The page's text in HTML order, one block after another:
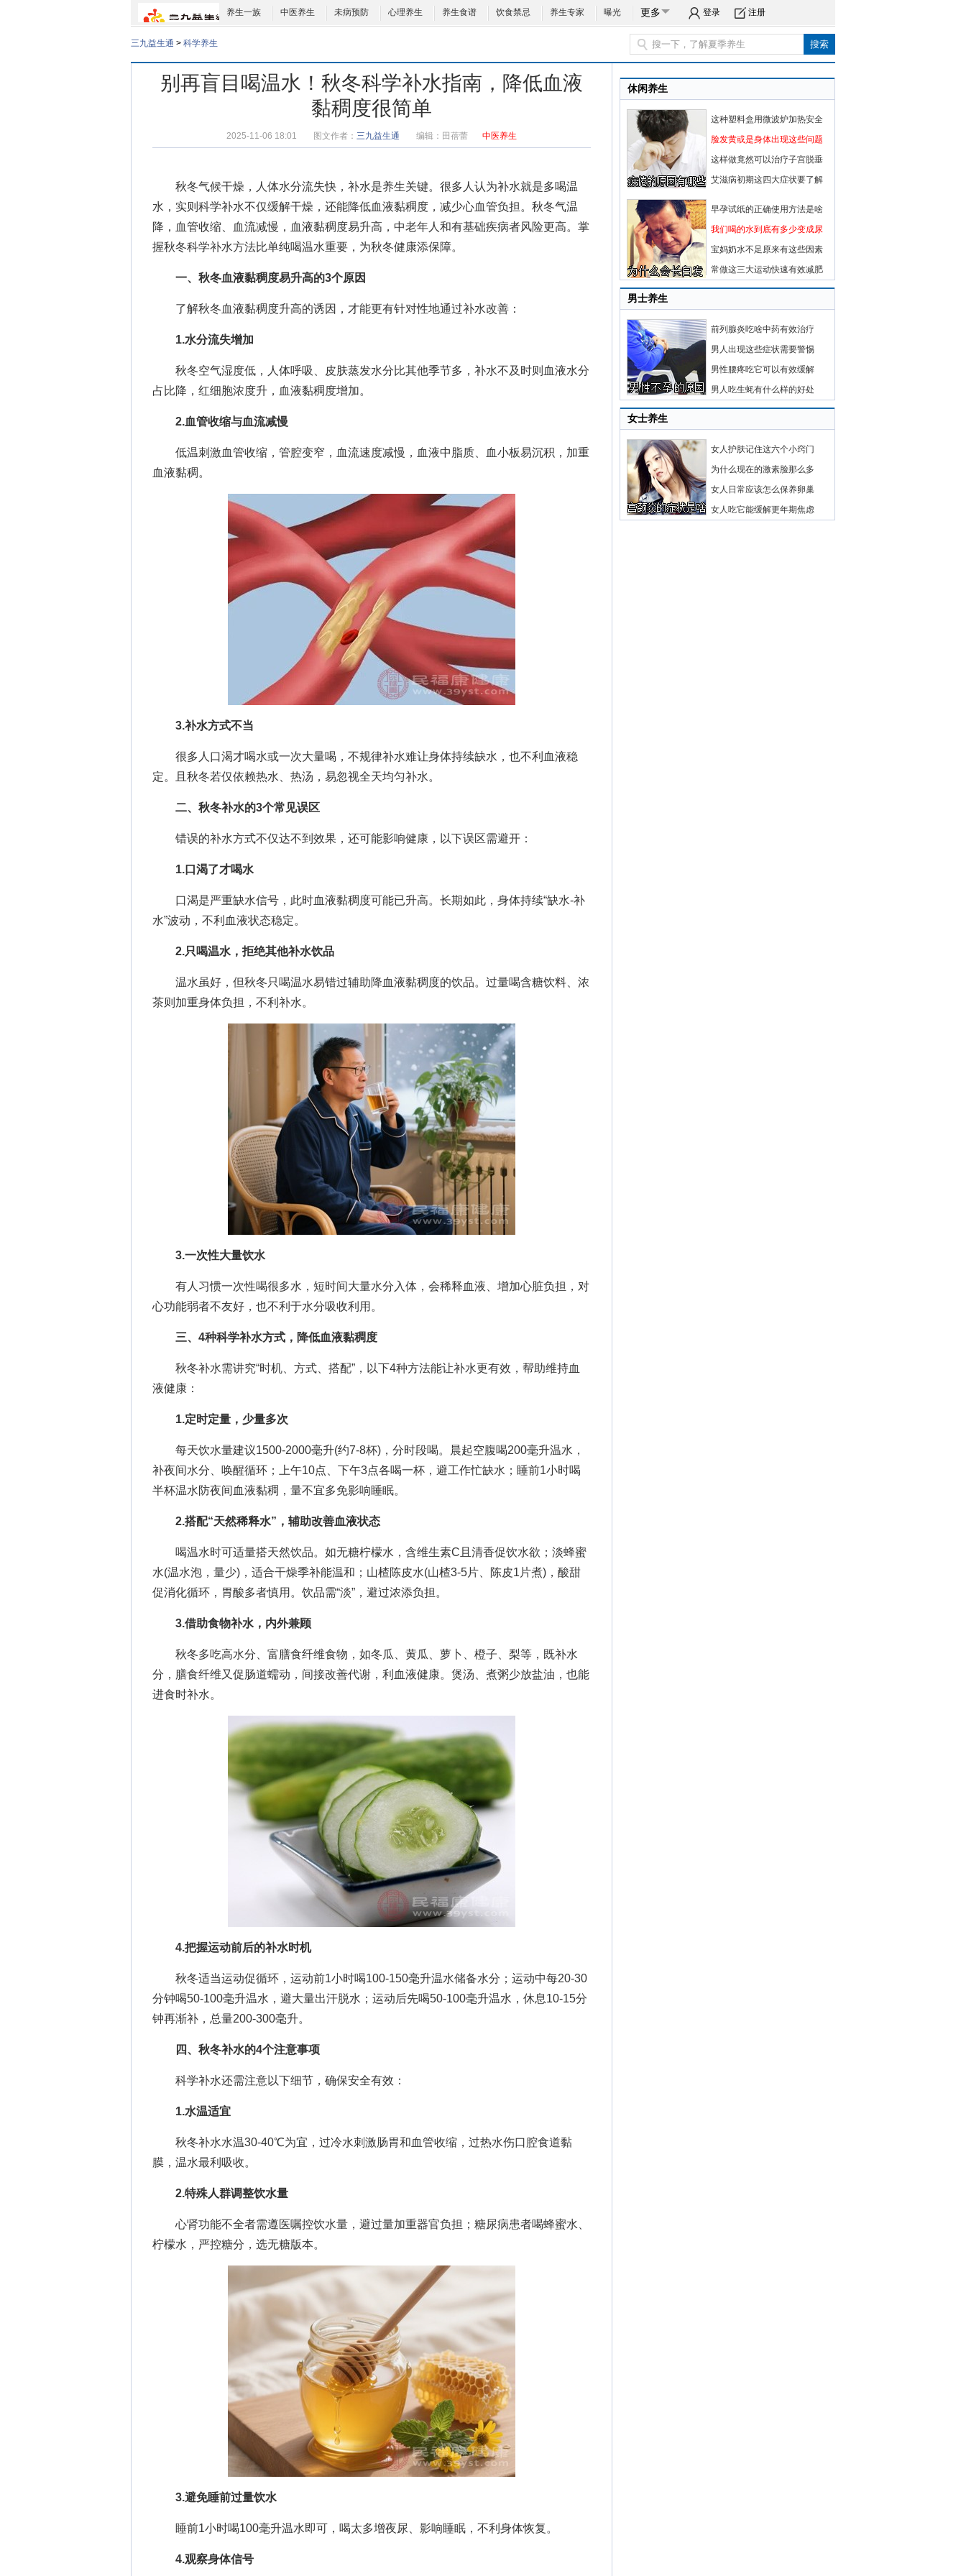
养生一族 中医养生 未病预防 心理养生 养生食谱 饮食禁忌 养生专家 曝光 更多 登录 注册
三九益生通 > 科学养生
别再盲目喝温水！秋冬科学补水指南，降低血液
黏稠度很简单
2025-11-06 18:01 图文作者： 三九益生通 编辑： 田蓓蕾 中医养生
秋冬气候干燥，人体水分流失快，补水是养生关键。很多人认为补水就是多喝温
水，实则科学补水不仅缓解干燥，还能降低血液黏稠度，减少心血管负担。秋冬气温
降，血管收缩、血流减慢，血液黏稠度易升高，中老年人和有基础疾病者风险更高。掌
握秋冬科学补水方法比单纯喝温水重要，为秋冬健康添保障。
一、秋冬血液黏稠度易升高的3个原因
了解秋冬血液黏稠度升高的诱因，才能更有针对性地通过补水改善：
1.水分流失增加
秋冬空气湿度低，人体呼吸、皮肤蒸发水分比其他季节多，补水不及时则血液水分
占比降，红细胞浓度升，血液黏稠度增加。
2.血管收缩与血流减慢
低温刺激血管收缩，管腔变窄，血流速度减慢，血液中脂质、血小板易沉积，加重
血液黏稠。
3.补水方式不当
很多人口渴才喝水或一次大量喝，不规律补水难让身体持续缺水，也不利血液稳
定。且秋冬若仅依赖热水、热汤，易忽视全天均匀补水。
二、秋冬补水的3个常见误区
错误的补水方式不仅达不到效果，还可能影响健康，以下误区需避开：
1.口渴了才喝水
口渴是严重缺水信号，此时血液黏稠度可能已升高。长期如此，身体持续“缺水-补
水”波动，不利血液状态稳定。
2.只喝温水，拒绝其他补水饮品
温水虽好，但秋冬只喝温水易错过辅助降血液黏稠度的饮品。过量喝含糖饮料、浓
茶则加重身体负担，不利补水。
3.一次性大量饮水
有人习惯一次性喝很多水，短时间大量水分入体，会稀释血液、增加心脏负担，对
心功能弱者不友好，也不利于水分吸收利用。
三、4种科学补水方式，降低血液黏稠度
秋冬补水需讲究“时机、方式、搭配”，以下4种方法能让补水更有效，帮助维持血
液健康：
1.定时定量，少量多次
每天饮水量建议1500-2000毫升(约7-8杯)，分时段喝。晨起空腹喝200毫升温水，
补夜间水分、唤醒循环；上午10点、下午3点各喝一杯，避工作忙缺水；睡前1小时喝
半杯温水防夜间血液黏稠，量不宜多免影响睡眠。
2.搭配“天然稀释水”，辅助改善血液状态
喝温水时可适量搭天然饮品。如无糖柠檬水，含维生素C且清香促饮水欲；淡蜂蜜
水(温水泡，量少)，适合干燥季补能温和；山楂陈皮水(山楂3-5片、陈皮1片煮)，酸甜
促消化循环，胃酸多者慎用。饮品需“淡”，避过浓添负担。
3.借助食物补水，内外兼顾
秋冬多吃高水分、富膳食纤维食物，如冬瓜、黄瓜、萝卜、橙子、梨等，既补水
分，膳食纤维又促肠道蠕动，间接改善代谢，利血液健康。煲汤、煮粥少放盐油，也能
进食时补水。
4.把握运动前后的补水时机
秋冬适当运动促循环，运动前1小时喝100-150毫升温水储备水分；运动中每20-30
分钟喝50-100毫升温水，避大量出汗脱水；运动后先喝50-100毫升温水，休息10-15分
钟再渐补，总量200-300毫升。
四、秋冬补水的4个注意事项
科学补水还需注意以下细节，确保安全有效：
1.水温适宜
秋冬补水水温30-40℃为宜，过冷水刺激肠胃和血管收缩，过热水伤口腔食道黏
膜，温水最利吸收。
2.特殊人群调整饮水量
心肾功能不全者需遵医嘱控饮水量，避过量加重器官负担；糖尿病患者喝蜂蜜水、
柠檬水，严控糖分，选无糖版本。
3.避免睡前过量饮水
睡前1小时喝100毫升温水即可，喝太多增夜尿、影响睡眠，不利身体恢复。
4.观察身体信号
休闲养生
这种塑料盒用微波炉加热安全
脸发黄或是身体出现这些问题
这样做竟然可以治疗子宫脱垂
艾滋病初期这四大症状要了解
早孕试纸的正确使用方法是啥
我们喝的水到底有多少变成尿
宝妈奶水不足原来有这些因素
常做这三大运动快速有效减肥
男士养生
前列腺炎吃啥中药有效治疗
男人出现这些症状需要警惕
男性腰疼吃它可以有效缓解
男人吃生蚝有什么样的好处
女士养生
女人护肤记住这六个小窍门
为什么现在的激素脸那么多
女人日常应该怎么保养卵巢
女人吃它能缓解更年期焦虑